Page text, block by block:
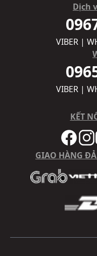
Dịch
VIBER |
VIBER |
KẾT
GIAO HÀNG